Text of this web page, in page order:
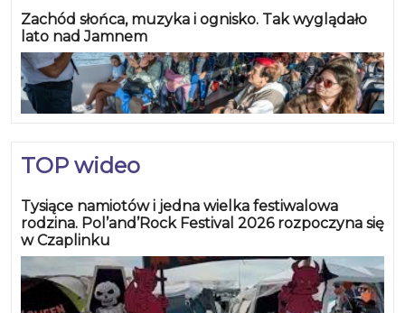
Zachód słońca, muzyka i ognisko. Tak wyglądało
lato nad Jamnem
TOP wideo
Tysiące namiotów i jedna wielka festiwalowa
rodzina. Pol’and’Rock Festival 2026 rozpoczyna się
w Czaplinku